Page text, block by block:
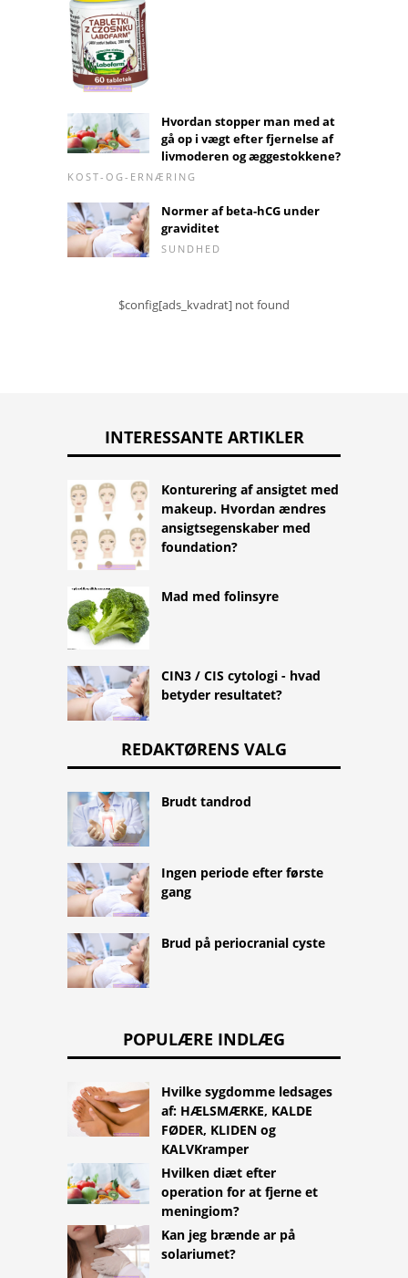
Hvordan stopper man med at
gå op i vægt efter fjernelse af
livmoderen og æggestokkene?
KOST-OG-ERNÆRING
Normer af beta-hCG under
graviditet
SUNDHED
$config[ads_kvadrat] not found
INTERESSANTE ARTIKLER
Konturering af ansigtet med
makeup. Hvordan ændres
ansigtsegenskaber med
foundation?
Mad med folinsyre
CIN3 / CIS cytologi - hvad
betyder resultatet?
REDAKTØRENS VALG
Brudt tandrod
Ingen periode efter første
gang
Brud på periocranial cyste
POPULÆRE INDLÆG
Hvilke sygdomme ledsages
af: HÆLSMÆRKE, KALDE
FØDER, KLIDEN og
KALVKramper
Hvilken diæt efter
operation for at fjerne et
meningiom?
Kan jeg brænde ar på
solariumet?